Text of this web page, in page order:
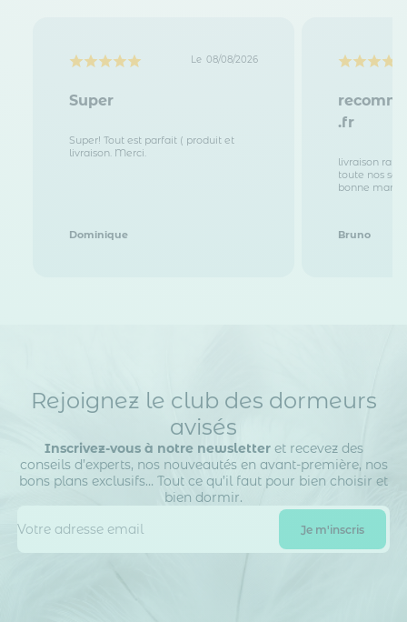
Le 08/08/2026
Super
Super! Tout est parfait ( produit et
livraison. Merci.
Dominique
.fr
livraison
toute nos
bonne
Bruno
Rejoignez le club des dormeurs
avisés
Inscrivez-vous à notre newsletteret recevez des
conseils d’experts, nos nouveautés en avant-première, nos
bons plans exclusifs… Tout ce qu’il faut pour bien choisir et
bien dormir.